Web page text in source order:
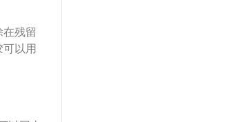
残留
以用
用小
汽车
非常省